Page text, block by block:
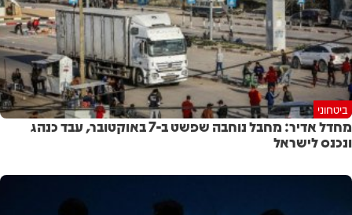
ביטחוני
מחדל אדיר: מחבל נוחבה שפשט ב-7 באוקטובר, עבד כנהג
ונכנס לישראל